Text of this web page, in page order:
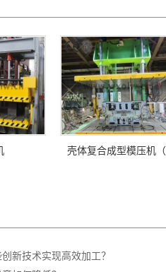
壳体复合成型模压机（
新技术实现高效加工？